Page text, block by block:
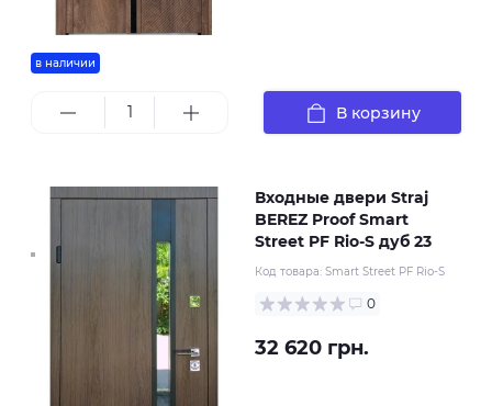
в наличии
В корзину
Входные двери Straj
BEREZ Proof Smart
Street PF Rio-S дуб 23
Код товара: Smart Street PF Rio-S
0
32 620 грн.